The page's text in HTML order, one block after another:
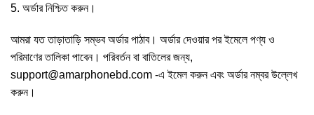
অর্ডার নিশ্চিত করুন।
আমরা যত তাড়াতাড়ি সম্ভব অর্ডার পাঠাব। অর্ডার দেওয়ার পর ইমেলে পণ্য ও
পরিমাণের তালিকা পাবেন। পরিবর্তন বা বাতিলের জন্য,
support@amarphonebd.com -এ ইমেল করুন এবং অর্ডার নম্বর উল্লেখ
করুন।